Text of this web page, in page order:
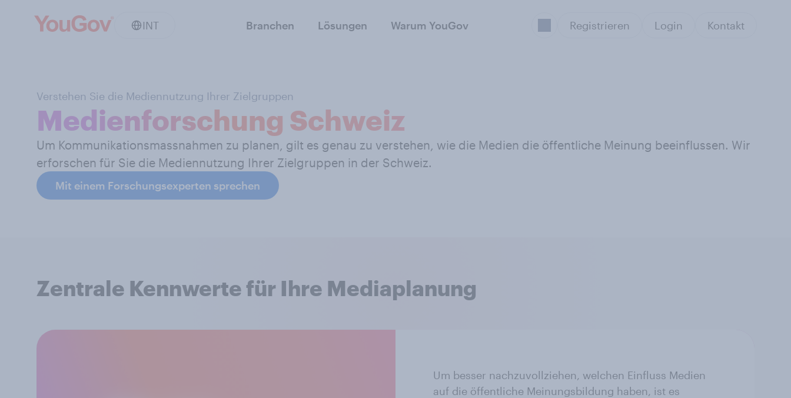
INT Branchen Lösungen Warum YouGov Registrieren Login Kontakt
Verstehen Sie die Mediennutzung Ihrer Zielgruppen
Medienforschung Schweiz
Um Kommunikationsmassnahmen zu planen, gilt es genau zu verstehen, wie die Medien die öffentliche Meinung beeinflussen. Wir
erforschen für Sie die Mediennutzung Ihrer Zielgruppen in der Schweiz.
Mit einem Forschungsexperten sprechen
Zentrale Kennwerte für Ihre Mediaplanung
Um besser nachzuvollziehen, welchen Einfluss Medien
auf die öffentliche Meinungsbildung haben, ist es